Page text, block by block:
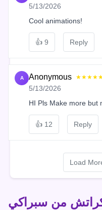
5/13/2026
Cool animations!
👍 9 Reply
A Anonymous
5/13/2026
HI Pls Make more but
👍 12 Reply
Load
من سبراكي